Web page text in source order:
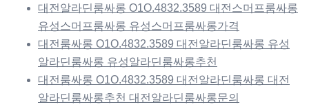
대전알라딘룸싸롱 O1O.4832.3589 대전스머프룸싸롱
유성스머프룸싸롱 유성스머프룸싸롱가격
대전룸싸롱 O1O.4832.3589 대전알라딘룸싸롱 유성
알라딘룸싸롱 유성알라딘룸싸롱추천
대전룸싸롱 O1O.4832.3589 대전알라딘룸싸롱 대전
알라딘룸싸롱추천 대전알라딘룸싸롱문의